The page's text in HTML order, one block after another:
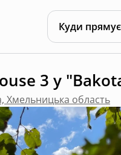
Куди
3 у
Хмельницька область